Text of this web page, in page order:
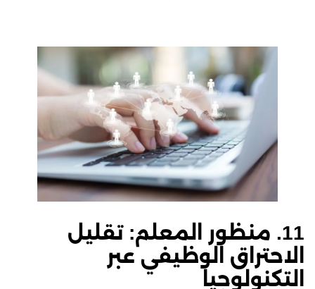
11. منظور المعلم: تقليل
الاحتراق الوظيفي عبر
التكنولوجيا